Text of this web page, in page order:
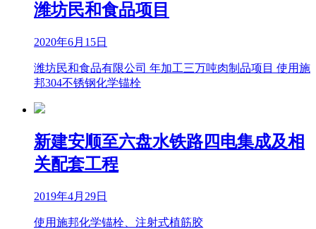
潍坊民和食品项目
2020年6月15日
潍坊民和食品有限公司 年加工三万吨肉制品项目 使用施
邦304不锈钢化学锚栓
新建安顺至六盘水铁路四电集成及相
关配套工程
2019年4月29日
使用施邦化学锚栓、注射式植筋胶